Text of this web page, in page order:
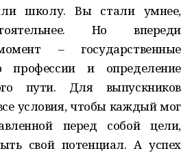
школу. Вы стали умнее,
Но впереди
– государственные
профессии и определение
пути. Для выпускников
условия, чтобы каждый мог
перед собой цели,
свой потенциал. А успех